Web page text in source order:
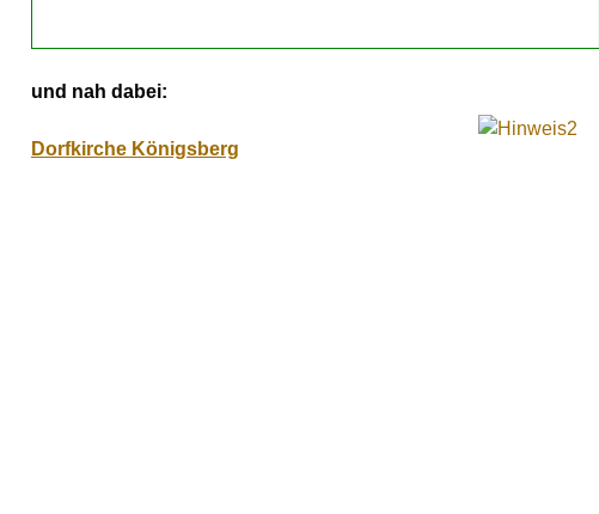
und nah dabei:
Dorfkirche Königsberg